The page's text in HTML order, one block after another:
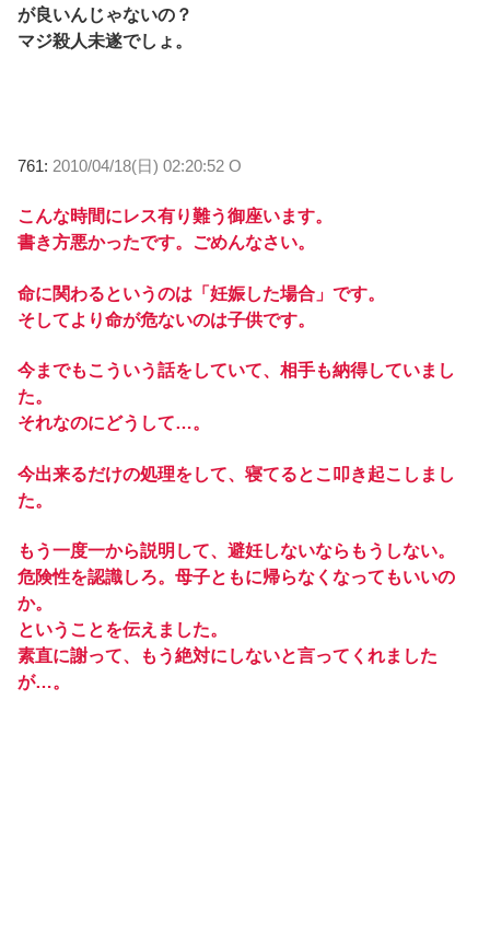
が良いんじゃないの？
マジ殺人未遂でしょ。
761: 2010/04/18(日) 02:20:52 O
こんな時間にレス有り難う御座います。
書き方悪かったです。ごめんなさい。
命に関わるというのは「妊娠した場合」です。
そしてより命が危ないのは子供です。
今までもこういう話をしていて、相手も納得していまし
た。
それなのにどうして…。
今出来るだけの処理をして、寝てるとこ叩き起こしまし
た。
もう一度一から説明して、避妊しないならもうしない。
危険性を認識しろ。母子ともに帰らなくなってもいいの
か。
ということを伝えました。
素直に謝って、もう絶対にしないと言ってくれました
が…。